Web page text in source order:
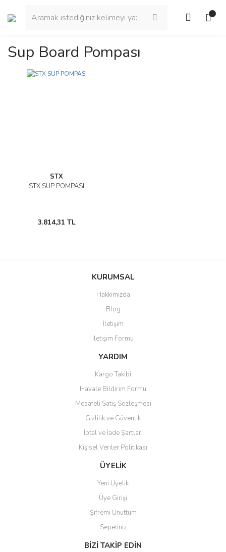
Sup Board Pompası
STX
STX SUP POMPASI
3.814,31 TL
KURUMSAL
Hakkımızda
Blog
İletişim
İletişim Formu
YARDIM
Kargo Takibi
Havale Bildirim Formu
Mesafeli Satış Sözleşmesi
Gizlilik ve Güvenlik
İptal ve İade Şartları
Kişisel Veriler Politikası
ÜYELİK
Yeni Üyelik
Üye Girişi
Şifremi Unuttum
Sepetiniz
BİZİ TAKİP EDİN